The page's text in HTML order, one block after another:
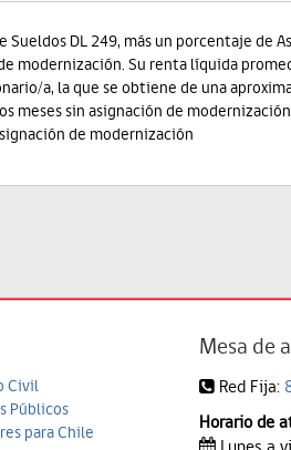
Sueldos DL 249, más un porcentaje de
modernización. Su renta líquida
a, la que se obtiene de una
meses sin asignación de
de modernización
Civil
Públicos
para Chile
Mesa de
Red Fija:
Horario de